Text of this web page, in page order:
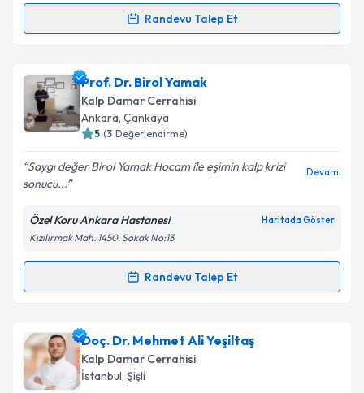
Kişisel verilerimin işlenmesine ilişkin
Metni'ni okudum ve kişisel verilerimin belirtilen
Takvim Talebini Gönder
Randevu Talep Et
Randevu Takvimi Talebi
Op. Dr. Alper Erkiniçin randevu takvimi talebi
oluşturun. Size bu uzmandan randevu almanız için bir
takvim hazırlandığında e-posta ile bilgilendireceğiz.
Kişisel verilerimin işlenmesine ilişkin
Aydınlatma
Metni'ni okudum ve kişisel verilerimin belirtilen
kapsamda işlenmesini kabul ediyorum.
Prof. Dr. Birol Yamak
Kalp Damar Cerrahisi
Ankara, Çankaya
5 (3 Değerlendirme)
Saygı değer Birol Yamak Hocam ile eşimin kalp krizi
sonucu...
Devamı
Özel Koru Ankara Hastanesi Haritada Göster
Kızılırmak Mah. 1450. Sokak No:13
Randevu Talep Et
Randevu Takvimi Talebi
Prof. Dr. Birol Yamakiçin randevu takvimi talebi
oluşturun. Size bu uzmandan randevu almanız için bir
takvim hazırlandığında e-posta ile bilgilendireceğiz.
Doç. Dr. Mehmet Ali Yeşiltaş
Kalp Damar Cerrahisi
İstanbul, Şişli